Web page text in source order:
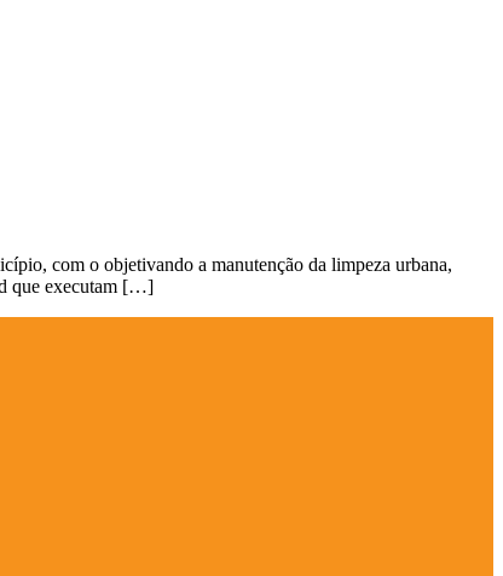
com o objetivando a manutenção da limpeza urbana,
que executam […]